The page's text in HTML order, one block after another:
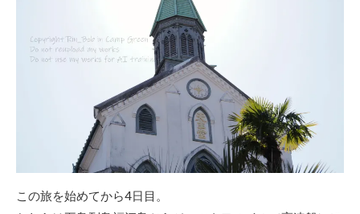
この旅を始めてから4日目。